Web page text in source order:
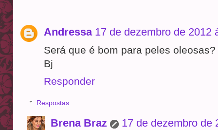
Andressa 17 de dezembro de 2012
Será que é bom para peles oleosas?
Bj
Responder
Respostas
Brena Braz 17 de dezembro de